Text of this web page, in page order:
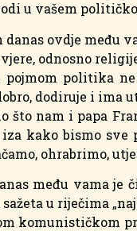
u vašem
danas ovdje među
odnosno
politika
dodiruje i
što nam i papa
kako bismo
ohrabrimo,
među vama
u riječima
komunističkom